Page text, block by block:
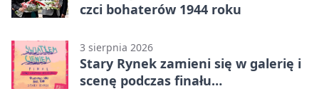
czci bohaterów 1944 roku
3 sierpnia 2026
Stary Rynek zamieni się w galerię i
scenę podczas finału